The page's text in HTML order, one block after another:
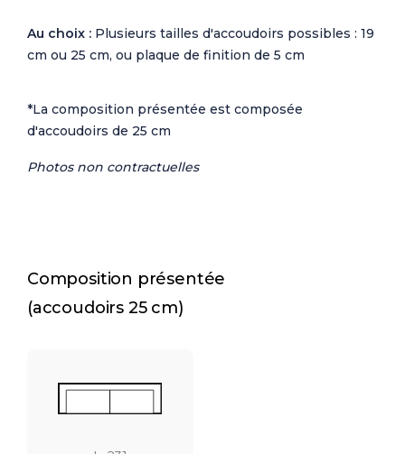
Au choix : Plusieurs tailles d'accoudoirs possibles : 19
cm ou 25 cm, ou plaque de finition de 5 cm
*La composition présentée est composée
d'accoudoirs de 25 cm
Photos non contractuelles
Composition présentée
(accoudoirs 25 cm)